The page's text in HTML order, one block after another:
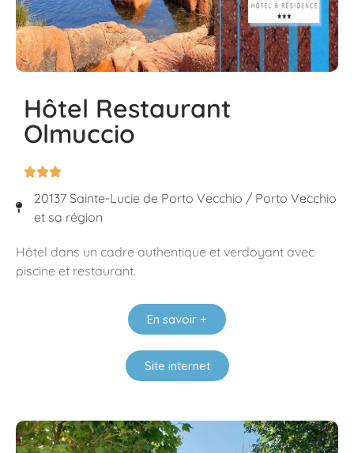
Hôtel Restaurant
Olmuccio

20137 Sainte-Lucie de Porto Vecchio / Porto Vecchio
et sa région
Hôtel dans un cadre authentique et verdoyant avec
piscine et restaurant.
En savoir +
Site internet